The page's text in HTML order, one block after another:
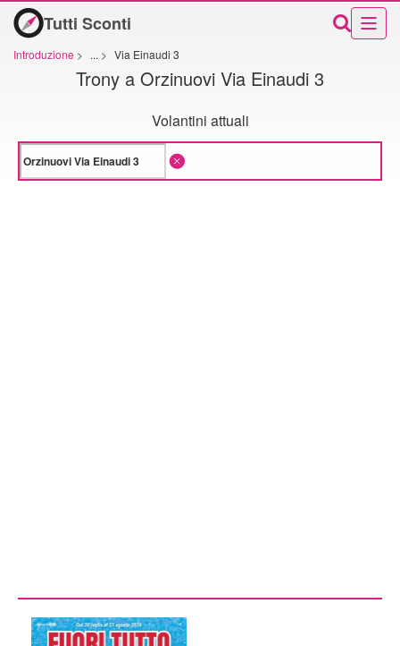
Tutti Sconti
Introduzione > ... > Via Einaudi 3
Trony a Orzinuovi Via Einaudi 3
Volantini attuali